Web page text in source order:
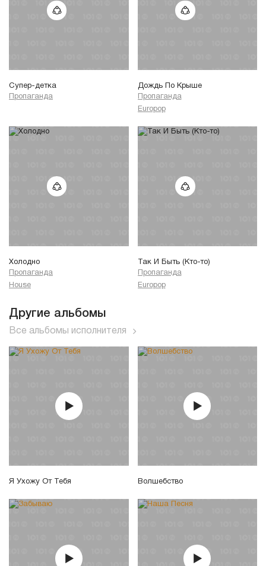
Супер-детка
Пропаганда
Дождь По Крыше
Пропаганда
Europop
Холодно
Пропаганда
House
Так И Быть (Кто-то)
Пропаганда
Europop
Другие альбомы
Все альбомы исполнителя
Я Ухожу От Тебя Волшебство